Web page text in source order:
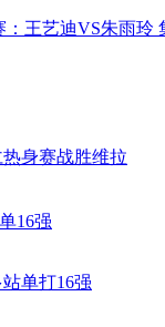
王艺迪VS朱雨玲
身赛战胜维拉
16强
单打16强